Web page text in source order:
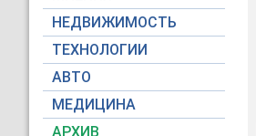
НЕДВИЖИМОСТЬ
ТЕХНОЛОГИИ
АВТО
МЕДИЦИНА
АРХИВ